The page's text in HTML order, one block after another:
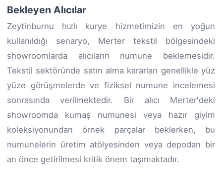
Bekleyen Alıcılar
Zeytinburnu hızlı kurye hizmetimizin en yoğun
kullanıldığı senaryo, Merter tekstil bölgesindeki
showroomlarda alıcıların numune beklemesidir.
Tekstil sektöründe satın alma kararları genellikle yüz
yüze görüşmelerde ve fiziksel numune incelemesi
sonrasında verilmektedir. Bir alıcı Merter'deki
showroomda kumaş numunesi veya hazır giyim
koleksiyonundan örnek parçalar beklerken, bu
numunelerin üretim atölyesinden veya depodan bir
an önce getirilmesi kritik önem taşımaktadır.